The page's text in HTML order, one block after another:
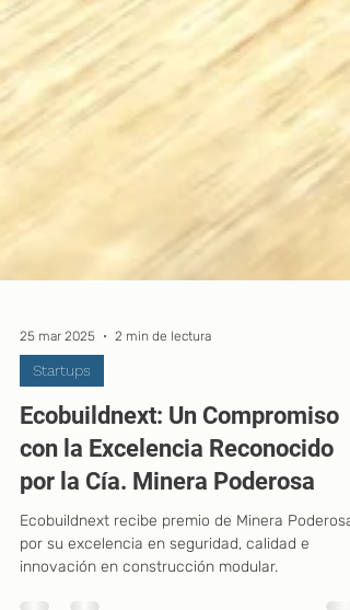
25 mar 2025 2 min de lectura
Startups
Ecobuildnext: Un Compromiso
con la Excelencia Reconocido
por la Cía. Minera Poderosa
Ecobuildnext recibe premio de Minera Poderosa